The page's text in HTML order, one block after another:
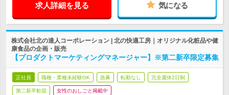
求人詳細を見る 気になる
株式会社北の達人コーポレーション | 北の快適工房｜オリジナル化粧品や健
康食品の企画・販売
【プロダクトマーケティングマネージャー】※第二新卒限定募集
正社員 職種・業種未経験OK 急募 転勤なし 完全週休2日制
第二新卒歓迎 女性のおしごと掲載中